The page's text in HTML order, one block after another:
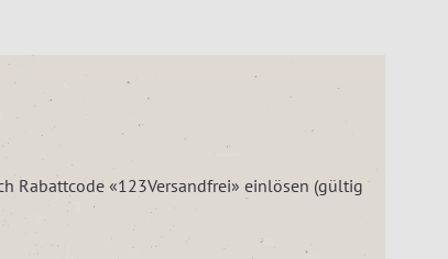
Rabattcode «123Versandfrei» einlösen (gültig